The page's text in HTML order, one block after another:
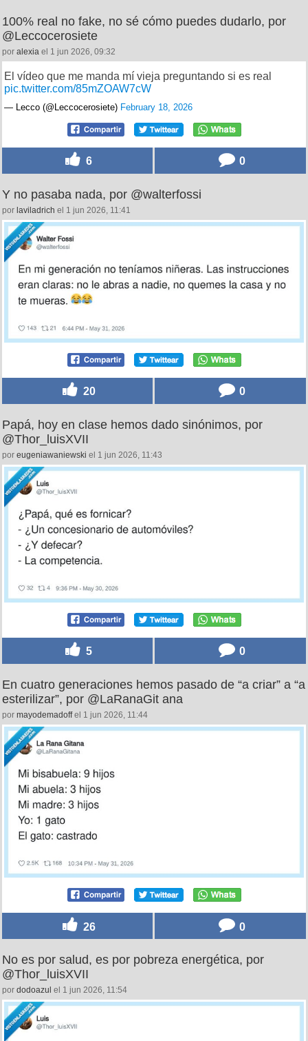
100% real no fake, no sé cómo puedes dudarlo, por
@Leccocerosiete
por alexia el 1 jun 2026, 09:32
El vídeo que me manda mí vieja preguntando si es real
pic.twitter.com/85mZOAW7cW
— Lecco (@Leccocerosiete) February 18, 2026
6 0
Y no pasaba nada, por @walterfossi
por laviladrich el 1 jun 2026, 11:41
20 0
Papá, hoy en clase hemos dado sinónimos, por
@Thor_luisXVII
por eugeniawaniewski el 1 jun 2026, 11:43
5 0
En cuatro generaciones hemos pasado de “a criar” a “a
esterilizar”, por @LaRanaGit ana
por mayodemadoffel 1 jun 2026, 11:44
26 0
No es por salud, es por pobreza energética, por
@Thor_luisXVII
por dodoazul el 1 jun 2026, 11:54